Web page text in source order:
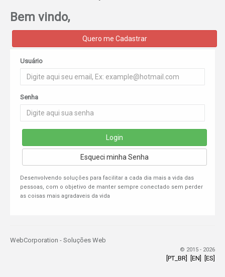
Bem vindo,
Quero me Cadastrar
Usuário
Senha
Login
Esqueci minha Senha
Desenvolvendo soluções para facilitar a cada dia mais a vida das
pessoas, com o objetivo de manter sempre conectado sem perder
as coisas mais agradaveis da vida
WebCorporation - Soluções Web
© 2015 - 2026
[PT_BR] [EN] [ES]